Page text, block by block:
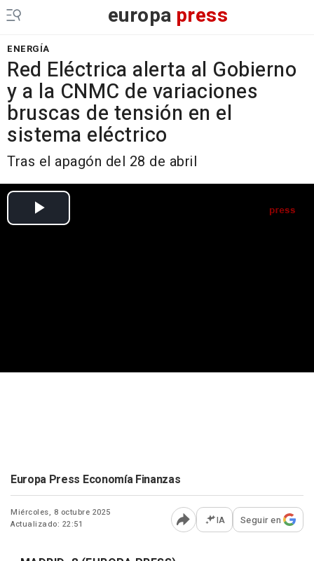
europa press
ENERGÍA
Red Eléctrica alerta al Gobierno
y a la CNMC de variaciones
bruscas de tensión en el
sistema eléctrico
Tras el apagón del 28 de abril
Europa Press Economía Finanzas
Miércoles, 8 octubre 2025
Actualizado: 22:51
Abrir opciones para
IA Seguir en